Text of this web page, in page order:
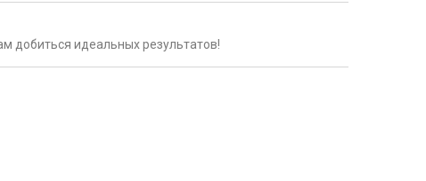
добиться идеальных результатов!